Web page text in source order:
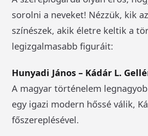
sorolni a neveket! Nézzük, kik
színészek, akik életre keltik a
legizgalmasabb figuráit:
Hunyadi János – Kádár L.
A magyar történelem
egy igazi modern hőssé válik,
főszereplésével.